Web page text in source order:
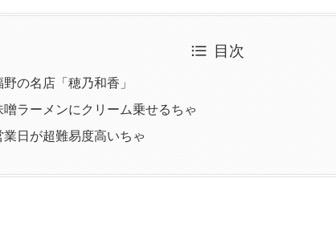
目次
野の名店「穂乃和香」
噌ラーメンにクリーム乗せるちゃ
業日が超難易度高いちゃ